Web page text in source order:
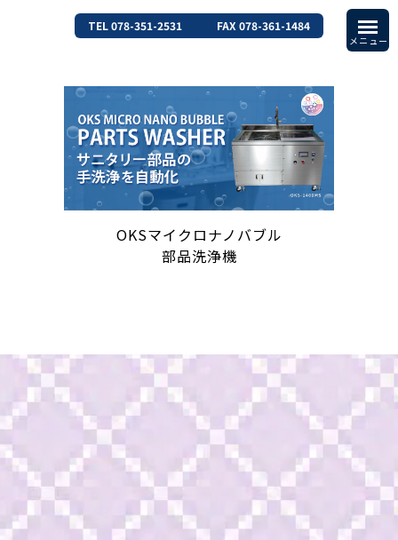
TEL 078-351-2531 FAX 078-361-1484
OKSマイクロナノバブル
部品洗浄機